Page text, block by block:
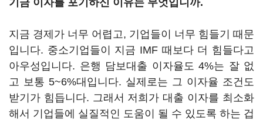
기금 이자를 포기하신 이유는 무엇입니까.
지금 경제가 너무 어렵고, 기업들이 너무 힘들기 때문
입니다. 중소기업들이 지금 IMF 때보다 더 힘들다고
아우성입니다. 은행 담보대출 이자율도 4%는 잘 없
고 보통 5~6%대입니다. 실제로는 그 이자율 조건도
받기가 힘듭니다. 그래서 저희가 대출 이자를 최소화
해서 기업들에 실질적인 도움이 될 수 있도록 하는 겁